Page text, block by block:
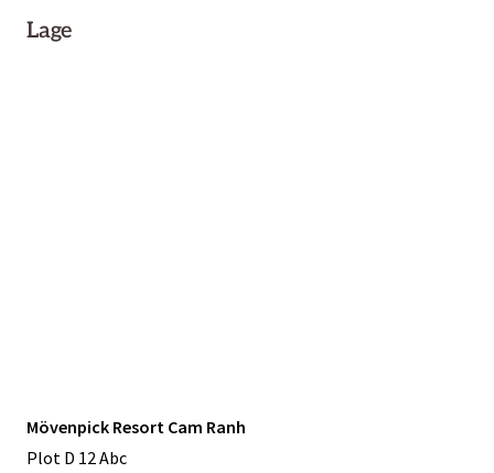
Lage
Mövenpick Resort Cam Ranh
Plot D 12 Abc